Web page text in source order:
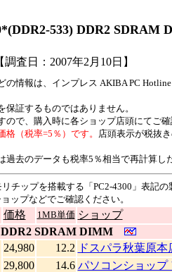
533) DDR2 SDRAM
【調査日：2007年2月10日】
の情報は、インプレス AKIBA PC
証するものではありません。
ので、購入時に各ショップ店頭にてご
（税率=5％）です。 店頭表示が税抜
過去のデータも税率5％相当で再計算し
チップを搭載する「PC2-4300」表記
ップなどでご確認ください。
価格 1MB単価 ショップ
DDR2 SDRAM DIMM
24,980 12.2 ドスパラ秋葉原本
29,800
14.6 パソコンショップ